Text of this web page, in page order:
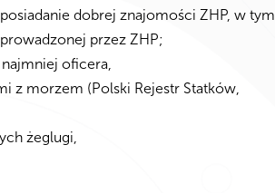
dobrej znajomości ZHP, w tym
przez ZHP;
oficera,
z morzem (Polski Rejestr Statków,
żeglugi,